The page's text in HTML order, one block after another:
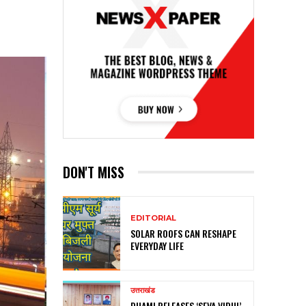
DON'T MISS
EDITORIAL
SOLAR ROOFS CAN RESHAPE
EVERYDAY LIFE
उत्तराखंड